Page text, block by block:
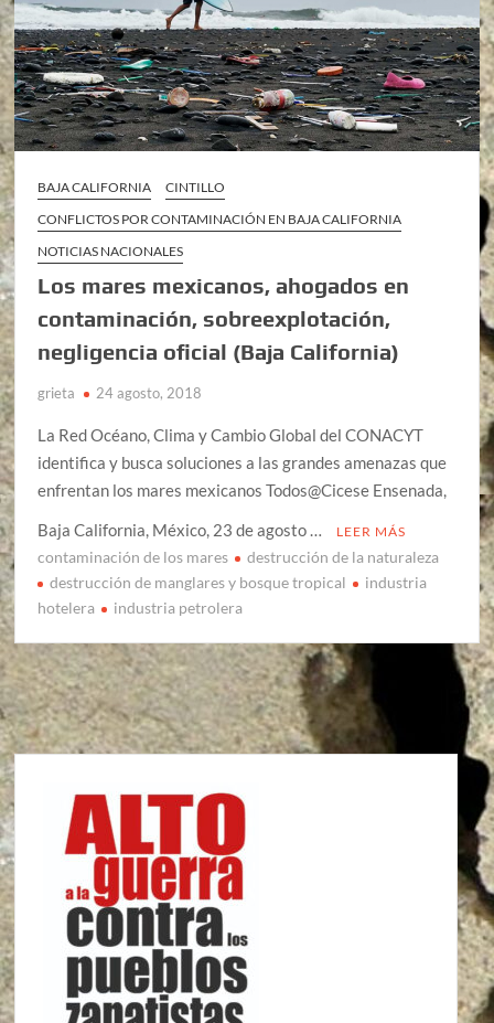
BAJA CALIFORNIA
CINTILLO
CONFLICTOS POR CONTAMINACIÓN EN BAJA CALIFORNIA
NOTICIAS NACIONALES
Los mares mexicanos, ahogados en
contaminación, sobreexplotación,
negligencia oficial (Baja California)
grieta 24 agosto, 2018
La Red Océano, Clima y Cambio Global del CONACYT
identifica y busca soluciones a las grandes amenazas que
enfrentan los mares mexicanos Todos@Cicese Ensenada,
Baja California, México, 23 de agosto …
LEER MÁS
contaminación de los mares
destrucción de la naturaleza
destrucción de manglares y bosque tropical
industria
hotelera
industria petrolera